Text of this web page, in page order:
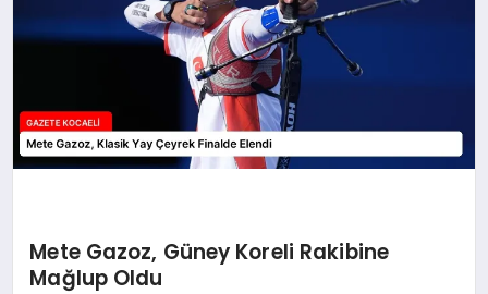
SAĞLIK
EĞITIM
Mete Gazoz, Güney Koreli Rakibine
Mağlup Oldu